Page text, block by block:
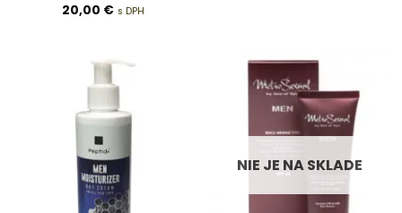
Hodnotenie
20,00 € s DPH
NIE JE NA SKLADE